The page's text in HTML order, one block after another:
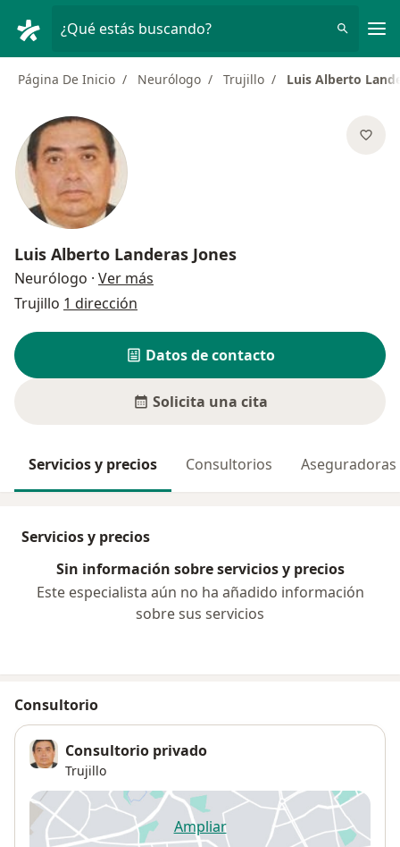
¿Qué estás buscando?
Página De Inicio Neurólogo Trujillo Luis Alberto
Luis Alberto Landeras Jones
Neurólogo · Ver más
Trujillo 1 dirección
Datos de contacto
Solicita una cita
Servicios y precios Consultorios Aseguradoras
Servicios y precios
Sin información sobre servicios y precios
Este especialista aún no ha añadido información
sobre sus servicios
Consultorio
Consultorio privado
Trujillo
Ampliarse abre en una nueva